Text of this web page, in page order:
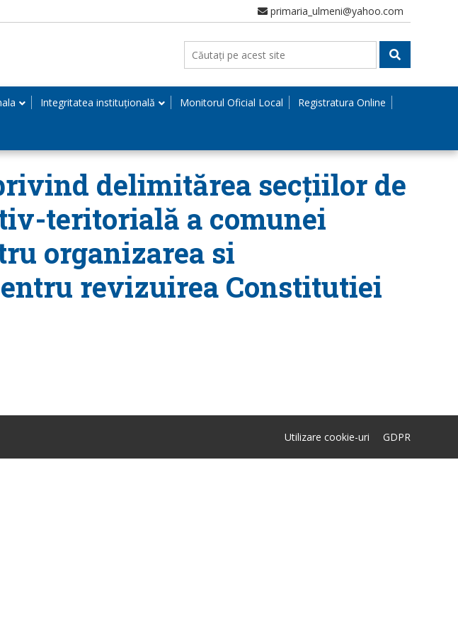
primaria_ulmeni@yahoo.com
Integritatea instituțională Monitorul Oficial Local Registratura Online
delimitărea secțiilor de
teritorială a comunei
organizarea si
revizuirea Constitutiei
Utilizare cookie-uri GDPR